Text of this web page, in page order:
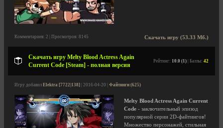
Скачать игру (53.33 Мб.)
Комментариев: 2 | Просмотров: 8145
Скачать игру Melty Blood Actress Again
Current Code [Steam] - полная версия
Рейтинг: 10.0 (1) | Баллы: 42
Игру добавил Elektra [7722|138] | 2016-04-20 | Файтинги (625)
Melty Blood Actress Again Current
Code - заключительный эпизод
популярной серии 2D-файтингов!
Множество персонажей, стильная